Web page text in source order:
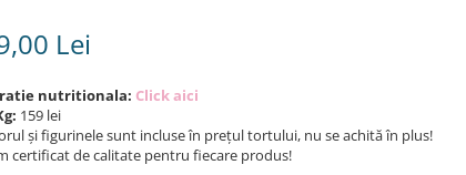
Lei
nutritionala: Click aici
159 lei
și figurinele sunt incluse în prețul tortului, nu se achită în plus!
certificat de calitate pentru fiecare produs!